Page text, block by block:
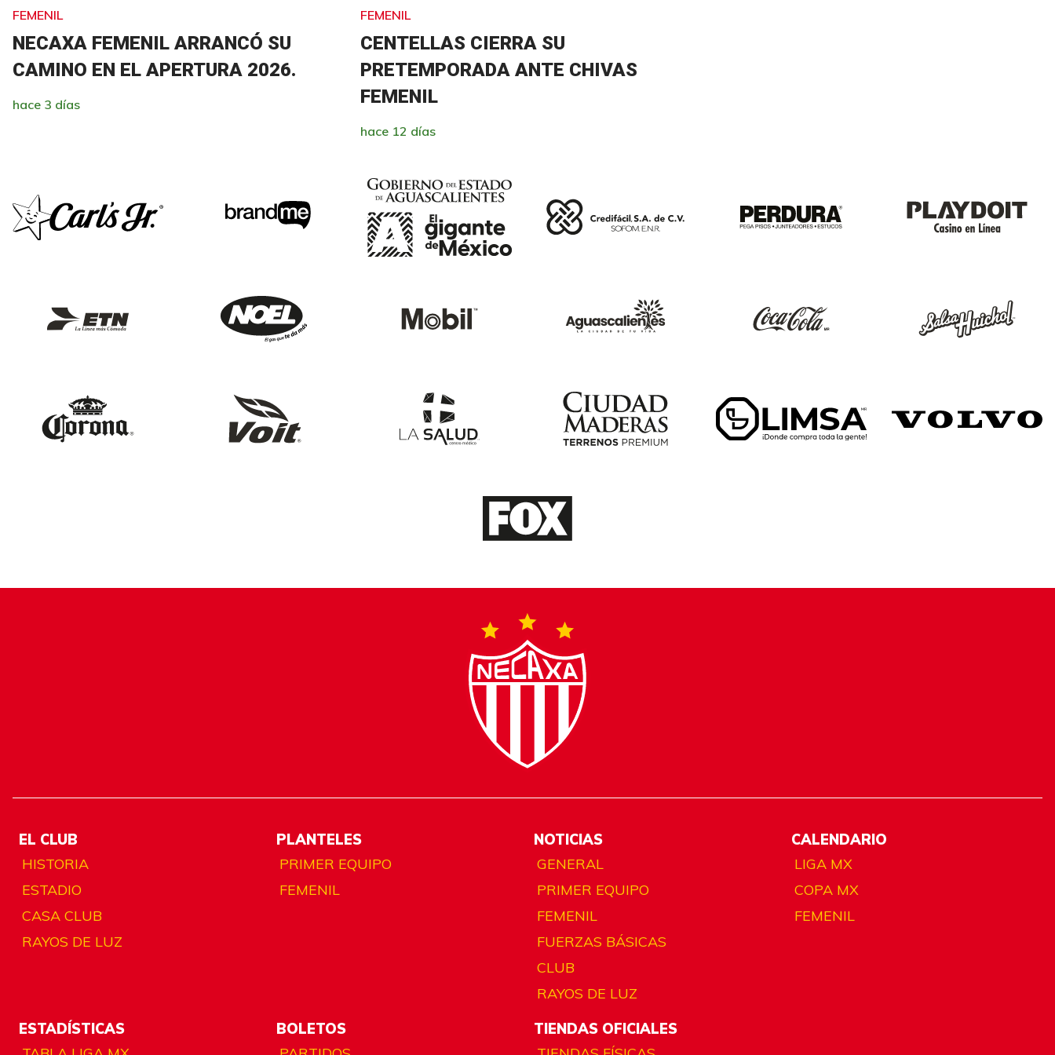
FEMENIL
NECAXA FEMENIL ARRANCÓ SU
CAMINO EN EL APERTURA 2026.
hace 3 días
FEMENIL
CENTELLAS CIERRA SU
PRETEMPORADA ANTE CHIVAS
FEMENIL
hace 12 días
EL CLUB
HISTORIA
ESTADIO
CASA CLUB
RAYOS DE LUZ
PLANTELES
PRIMER EQUIPO
FEMENIL
NOTICIAS
GENERAL
PRIMER EQUIPO
FEMENIL
FUERZAS BÁSICAS
CLUB
RAYOS DE LUZ
CALENDARIO
LIGA MX
COPA MX
FEMENIL
ESTADÍSTICAS
BOLETOS
TIENDAS OFICIALES